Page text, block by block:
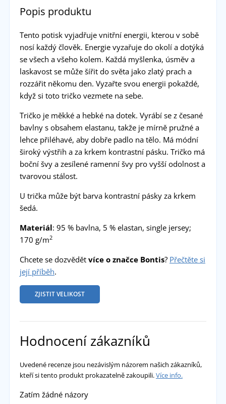
Popis produktu
Tento potisk vyjadřuje vnitřní energii, kterou v sobě
nosí každý člověk. Energie vyzařuje do okolí a dotýká
se všech a všeho kolem. Každá myšlenka, úsměv a
laskavost se může šířit do světa jako zlatý prach a
rozzářit někomu den. Vyzařte svou energii pokaždé,
když si toto tričko vezmete na sebe.
Tričko je měkké a hebké na dotek. Vyrábí se z česané
bavlny s obsahem elastanu, takže je mírně pružné a
lehce přiléhavé, aby dobře padlo na tělo. Má módní
široký výstřih a za krkem kontrastní pásku. Tričko má
boční švy a zesílené ramenní švy pro vyšší odolnost a
tvarovou stálost.
U trička může být barva kontrastní pásky za krkem
šedá.
Materiál: 95 % bavlna, 5 % elastan, single jersey;
170 g/m2
Chcete se dozvědět více o značce Bontis? Přečtěte si
její příběh.
ZJISTIT VELIKOST
Hodnocení zákazníků
Uvedené recenze jsou nezávislým názorem našich zákazníků,
kteří si tento produkt prokazatelně zakoupili.Více info.
Zatím žádné názory